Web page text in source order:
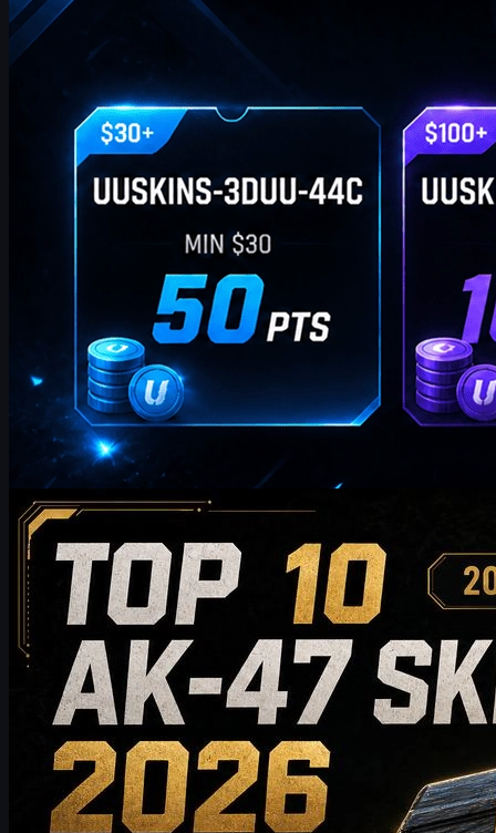
kirjoittanut
William Miller
Counter-Strike 2toukokuuta 20, 2026
10 parasta AK-47-skinia, jotka kannattaa ostaa
vuonna 2026 – budjettiystävällisistä valinnoista
keräilijöiden suosikkeihin
Tutustu 10 parhaaseen AK-47-skinin, jotka kannattaa ostaa
vuonna 2026 – edullisista vaihtoehdoista huipputason
keräilyharvinaisuuksiin. Tämä opas vertailee tyyliä, hintatasoa,
kulumista, markkina-arvoa ja osto-ohjeita auttaakseen CS2-
pelaajia valitsemaan parhaan AK-47-skinin omaan varastoonsa.
toukokuuta 20, 2026